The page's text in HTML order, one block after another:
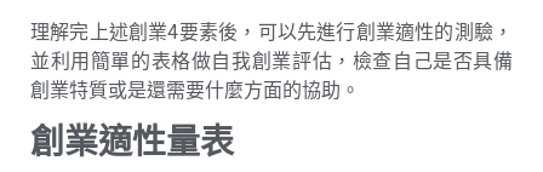
理解完上述創業4要素後，可以先進行創業適性的測驗，
並利用簡單的表格做自我創業評估，檢查自己是否具備
創業特質或是還需要什麼方面的協助。
創業適性量表